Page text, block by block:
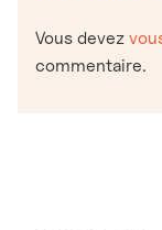
Vous devez
commentaire.